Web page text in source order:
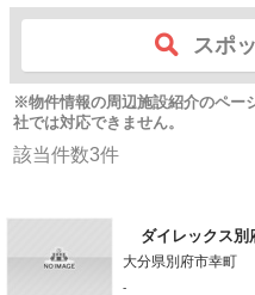
スポ
※物件情報の周辺施設紹介のペー
社では対応できません。
該当件数3件
ダイレックス別
大分県別府市幸町
-